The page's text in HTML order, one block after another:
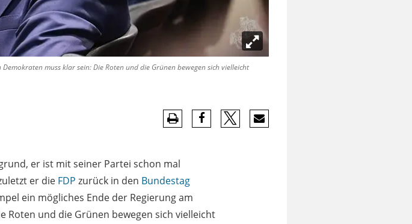
muss klar sein: Die Roten und die Grünen bewegen sich vielleicht
er ist mit seiner Partei schon mal
er die FDP zurück in den Bundestag
ein mögliches Ende der Regierung am
Roten und die Grünen bewegen sich vielleicht